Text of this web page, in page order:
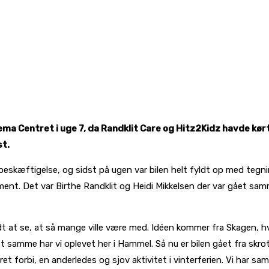
Centret i uge 7, da Randklit Care og Hitz2Kidz havde
og sidst på ugen var bilen helt fyldt op med
Det var Birthe Randklit og Heidi Mikkelsen der var gået
se, at så mange ville være med. Idéen kommer fra Skagen,
samme har vi oplevet her i Hammel. Så nu er bilen gået fra
forbi, en anderledes og sjov aktivitet i vinterferien. Vi har